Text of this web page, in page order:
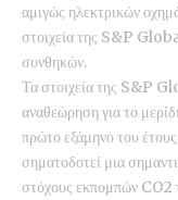
αμιγώς ηλεκτρικών
στοιχεία της S&P
συνθηκών.
Τα στοιχεία της S&P
αναθεώρηση για το
πρώτο εξάμηνο του
σηματοδοτεί μια
στόχους εκπομπών CO2